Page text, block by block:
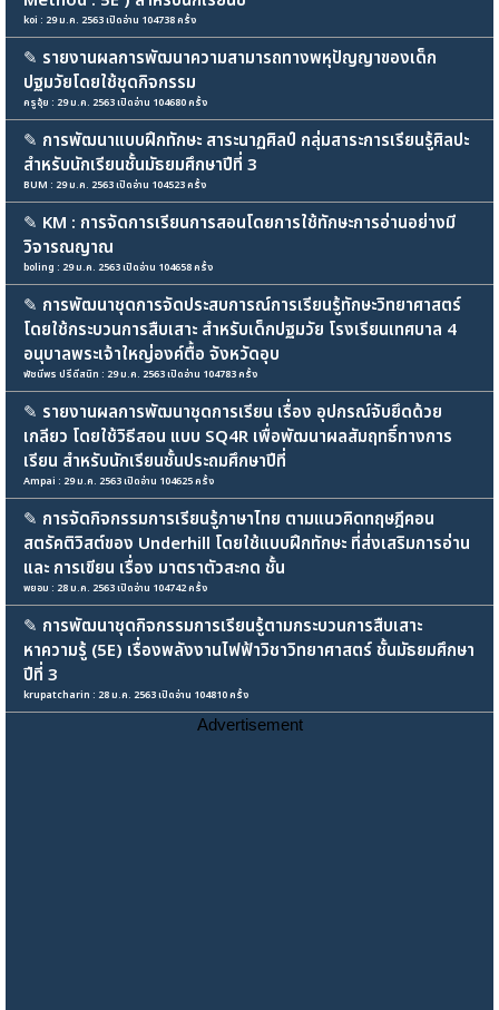
koi : 29 ม.ค. 2563 เปิดอ่าน 104738 ครั้ง
✎ รายงานผลการพัฒนาความสามารถทางพหุปัญญาของเด็ก
ปฐมวัยโดยใช้ชุดกิจกรรม
ครูอุ้ย : 29 ม.ค. 2563 เปิดอ่าน 104680 ครั้ง
✎ การพัฒนาแบบฝึกทักษะ สาระนาฏศิลป์ กลุ่มสาระการเรียนรู้ศิลปะ
สำหรับนักเรียนชั้นมัธยมศึกษาปีที่ 3
BUM : 29 ม.ค. 2563 เปิดอ่าน 104523 ครั้ง
✎ KM : การจัดการเรียนการสอนโดยการใช้ทักษะการอ่านอย่างมี
วิจารณญาณ
boling : 29 ม.ค. 2563 เปิดอ่าน 104658 ครั้ง
✎ การพัฒนาชุดการจัดประสบการณ์การเรียนรู้ทักษะวิทยาศาสตร์
โดยใช้กระบวนการสืบเสาะ สำหรับเด็กปฐมวัย โรงเรียนเทศบาล 4
อนุบาลพระเจ้าใหญ่องค์ตื้อ จังหวัดอุบ
พัชนีพร ปรีดีสนิท : 29 ม.ค. 2563 เปิดอ่าน 104783 ครั้ง
✎ รายงานผลการพัฒนาชุดการเรียน เรื่อง อุปกรณ์จับยึดด้วย
เกลียว โดยใช้วิธีสอน แบบ SQ4R เพื่อพัฒนาผลสัมฤทธิ์ทางการ
เรียน สำหรับนักเรียนชั้นประถมศึกษาปีที่
Ampai : 29 ม.ค. 2563 เปิดอ่าน 104625 ครั้ง
✎ การจัดกิจกรรมการเรียนรู้ภาษาไทย ตามแนวคิดทฤษฎีคอน
สตรัคติวิสต์ของ Underhill โดยใช้แบบฝึกทักษะ ที่ส่งเสริมการอ่าน
และ การเขียน เรื่อง มาตราตัวสะกด ชั้น
พยอม : 28 ม.ค. 2563 เปิดอ่าน 104742 ครั้ง
✎ การพัฒนาชุดกิจกรรมการเรียนรู้ตามกระบวนการสืบเสาะ
หาความรู้ (5E) เรื่องพลังงานไฟฟ้าวิชาวิทยาศาสตร์ ชั้นมัธยมศึกษา
ปีที่ 3
krupatcharin : 28 ม.ค. 2563 เปิดอ่าน 104810 ครั้ง
Advertisement